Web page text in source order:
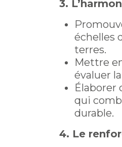
3.
échelles
terres.
Mettre
évaluer
Élaborer
qui
durable.
4. Le